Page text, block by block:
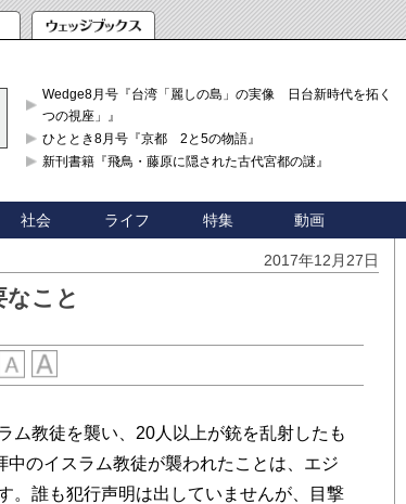
Wedge8月号『台湾「麗しの島」の実像 日台新時代を拓く「3
つの視座」』
ひととき8月号『京都 2と5の物語』
新刊書籍『飛鳥・藤原に隠された古代宮都の謎』
社会 ライフ 特集 動画
2017年12月27日
こと
教徒を襲い、20人以上が銃を乱射したも
のイスラム教徒が襲われたことは、エジ
。誰も犯行声明は出していませんが、目撃